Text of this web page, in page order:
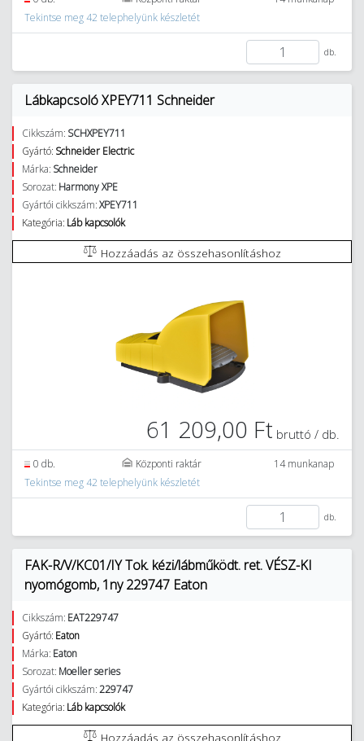
Tekintse meg 42 telephelyünk készletét
db.
Lábkapcsoló XPEY711 Schneider
Cikkszám: SCHXPEY711
Gyártó: Schneider Electric
Márka: Schneider
Sorozat: Harmony XPE
Gyártói cikkszám:XPEY711
Kategória: Láb kapcsolók
Hozzáadás az összehasonlításhoz
61 209,00 Ft bruttó / db.
0 db. Központi raktár
14 munkanap
Tekintse meg 42 telephelyünk készletét
db.
FAK-R/V/KC01/IY Tok. kézi/lábműködt. ret. VÉSZ-KI
nyomógomb, 1ny 229747 Eaton
Cikkszám: EAT229747
Gyártó: Eaton
Márka: Eaton
Sorozat: Moeller series
Gyártói cikkszám:229747
Kategória: Láb kapcsolók
Hozzáadás az összehasonlításhoz